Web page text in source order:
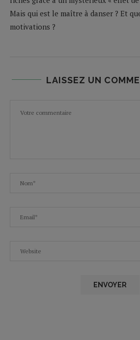
Mais qui est le maître à danser ? Et
motivations ?
LAISSEZ UN